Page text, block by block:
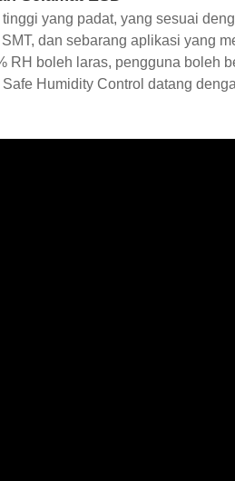
yang padat, yang sesuai
dan sebarang aplikasi yang
RH boleh laras, pengguna boleh
Humidity Control datang